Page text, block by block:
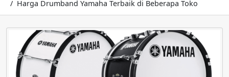
Harga Drumband Yamaha Terbaik di Beberapa Toko